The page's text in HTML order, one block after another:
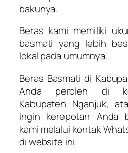
bakunya.
Beras kami memiliki
basmati yang lebih
lokal pada umumnya.
Beras Basmati di
Anda peroleh di
Kabupaten Nganjuk,
ingin kerepotan Anda
kami melalui kontak
di website ini.